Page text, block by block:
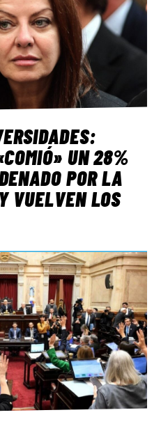
UN 28%
POR LA
VUELVEN LOS